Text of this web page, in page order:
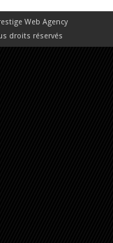
Web Agency
droits réservés